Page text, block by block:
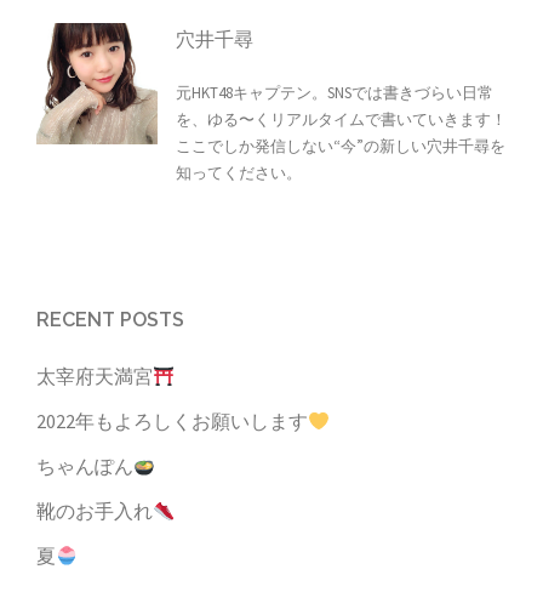
穴井千尋
元HKT48キャプテン。SNSでは書きづらい日常
を、ゆる〜くリアルタイムで書いていきます！
ここでしか発信しない“今”の新しい穴井千尋を
知ってください。
RECENT POSTS
太宰府天満宮
2022年もよろしくお願いします
ちゃんぽん
靴のお手入れ
夏